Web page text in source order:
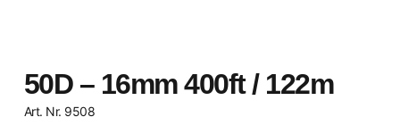
50D – 16mm 400ft / 122m
Art. Nr. 9508